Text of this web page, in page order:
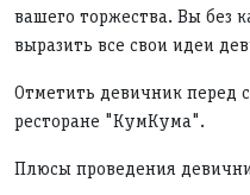
вашего торжества. Вы без
выразить все свои идеи
Отметить девичник перед
ресторане "КумКума".
Плюсы проведения